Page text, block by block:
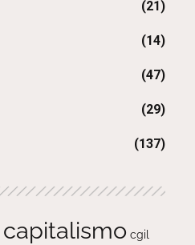
(21)
(14)
(47)
(29)
(137)
capitalismo cgil